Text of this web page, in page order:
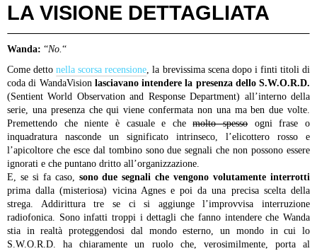
LA VISIONE DETTAGLIATA
Wanda: “No. “
Come dettonella scorsa recensione , la brevissima scena dopo i finti titoli di
coda di WandaVision lasciavano intendere la presenza dello S.W.O.R.D.
(Sentient World Observation and Response Department) all’interno della
serie, una presenza che qui viene confermata non una ma ben due volte.
Premettendo che niente è casuale e chemolto spessoogni frase o
inquadratura nasconde un significato intrinseco, l’elicottero rosso e
l’apicoltore che esce dal tombino sono due segnali che non possono essere
ignorati e che puntano dritto all’organizzazione.
E, se si fa caso, sono due segnali che vengono volutamente interrotti
prima dalla (misteriosa) vicina Agnes e poi da una precisa scelta della
strega. Addirittura tre se ci si aggiunge l’improvvisa interruzione
radiofonica. Sono infatti troppi i dettagli che fanno intendere che Wanda
stia in realtà proteggendosi dal mondo esterno, un mondo in cui lo
S.W.O.R.D. ha chiaramente un ruolo che, verosimilmente, porta al